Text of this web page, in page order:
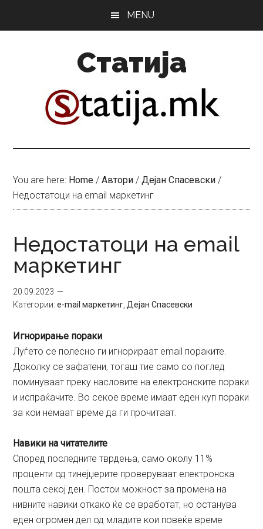
MENU
Статија
You are here: Home / Автори / Дејан Спасевски /
Недостатоци на email маркетинг
Недостатоци на email
маркетинг
20.09.2023
Категории:e-mail маркетинг Дејан Спасевски
Игнорирање пораки
Луѓето се полесно ги игнорираат email пораките.
Доколку се зафатени, тогаш тие само со поглед
поминуваат преку насловите на електронските пораки
и испраќачите. Во секое време имаат еден куп пораки
за кои немаат време да ги прочитаат.
Навики на читателите
Според последните тврдења, само околу 11%
проценти од тинејџерите проверуваат електронска
пошта секој ден. Постои можност за промена на
нивните навики откако ќе се вработат, но останува
еден огромен дел од младите кои повеќе време